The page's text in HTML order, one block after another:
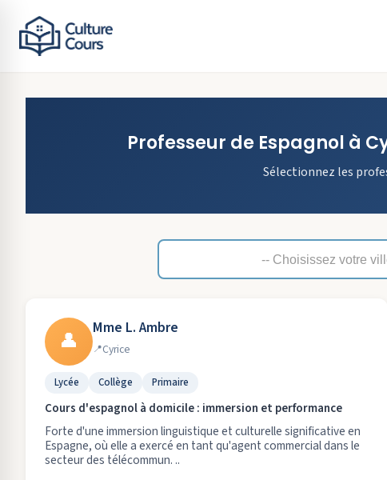
Professeur de Espagnol à
Sélectionnez les
👤 Mme L. Ambre
Cyrice
Lycée Collège Primaire
Cours d'espagnol à domicile : immersion et performance
Forte d'une immersion linguistique et culturelle significative en
Espagne, où elle a exercé en tant qu'agent commercial dans le
secteur des télécommun. ..